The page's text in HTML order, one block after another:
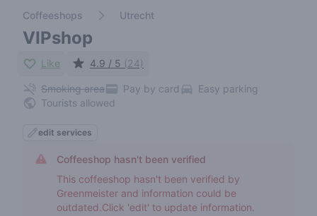
Coffeeshops Utrecht
VIPshop
Like 4.9 / 5 (24)
Smoking area Pay by card
Easy parking
Tourists allowed
edit services
Coffeeshop hasn't been verified
This coffeeshop hasn't been verified by
Greenmeister and information could be
outdated.Click 'edit' to update information.